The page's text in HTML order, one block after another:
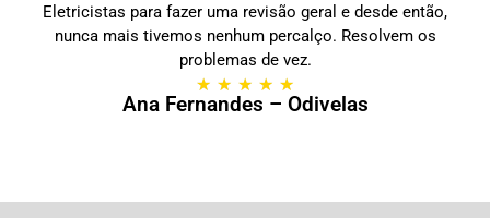
Eletricistas para fazer uma revisão geral e desde então,
nunca mais tivemos nenhum percalço. Resolvem os
problemas de vez.
★ ★ ★ ★ ★
Ana Fernandes – Odivelas